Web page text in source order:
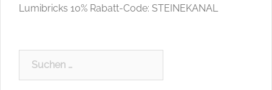
Lumibricks 10% Rabatt-Code: STEINEKANAL
Suchen